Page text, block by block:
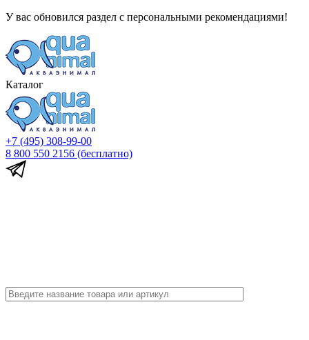
У вас обновился раздел с персональными рекомендациями!
Каталог
+7 (495) 308-99-00
8 800 550 2156 (бесплатно)